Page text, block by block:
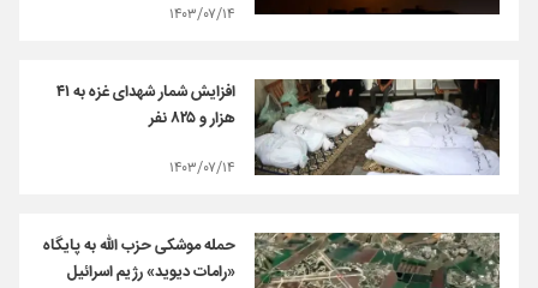
۱۴۰۳/۰۷/۱۴
افزایش شمار شهدای غزه به ۴۱
هزار و ۸۲۵ نفر
۱۴۰۳/۰۷/۱۴
حمله موشکی حزب الله به پایگاه
«رامات دیوید» رژیم اسرائیل